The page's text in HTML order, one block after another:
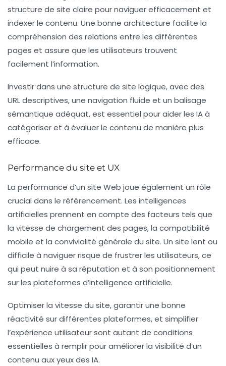
structure de site claire pour naviguer efficacement et
indexer le contenu. Une bonne architecture facilite la
compréhension des relations entre les différentes
pages et assure que les utilisateurs trouvent
facilement l’information.
Investir dans une structure de site logique, avec des
URL descriptives, une navigation fluide et un balisage
sémantique adéquat, est essentiel pour aider les IA à
catégoriser et à évaluer le contenu de manière plus
efficace.
Performance du site et UX
La performance d’un site Web joue également un rôle
crucial dans le référencement. Les intelligences
artificielles prennent en compte des facteurs tels que
la vitesse de chargement des pages, la compatibilité
mobile et la convivialité générale du site. Un site lent ou
difficile à naviguer risque de frustrer les utilisateurs, ce
qui peut nuire à sa réputation et à son positionnement
sur les plateformes d’intelligence artificielle.
Optimiser la vitesse du site, garantir une bonne
réactivité sur différentes plateformes, et simplifier
l’expérience utilisateur sont autant de conditions
essentielles à remplir pour améliorer la visibilité d’un
contenu aux yeux des IA.